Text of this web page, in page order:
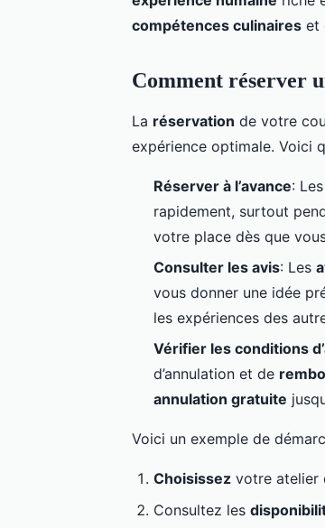
compétences culinaires et
Comment réserver
La réservation de votre
expérience optimale. Voici
Réserver à l’avance:
rapidement, surtout
votre place dès que
Consulter les avis: Les
vous donner une idée
les expériences des
Vérifier les conditions
d’annulation et de
annulation gratuite
Voici un exemple de
Choisissez votre atelier
Consultez les